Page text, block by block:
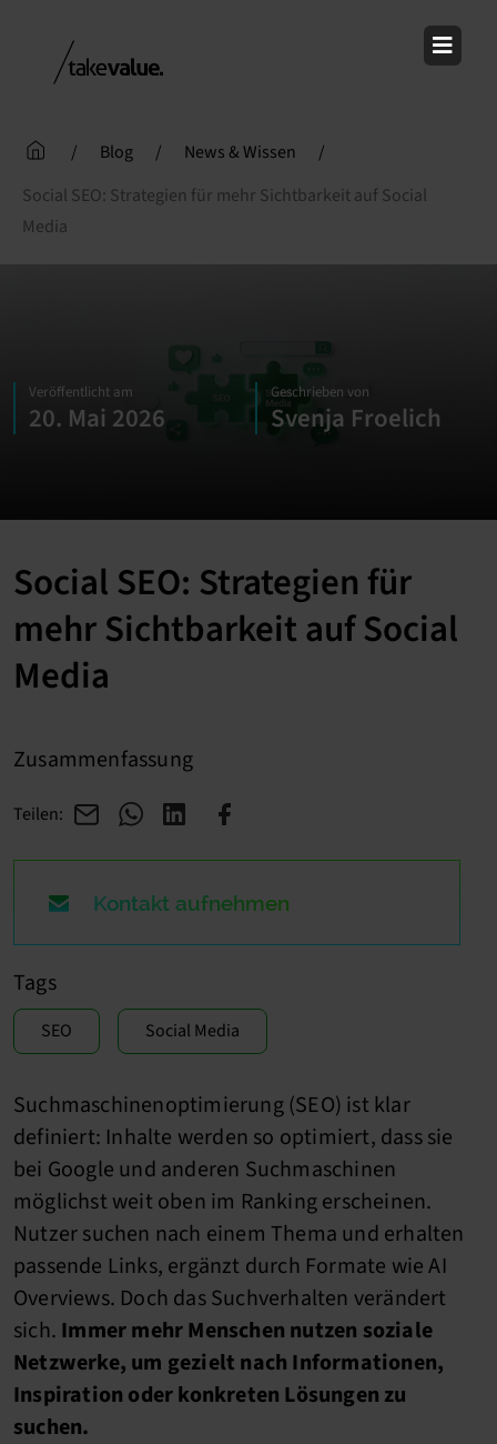
content
/ Blog / News & Wissen
/
Social SEO: Strategien für mehr Sichtbarkeit auf Social
Media
Veröffentlicht am
20. Mai 2026
Geschrieben von
Svenja Froelich
Social SEO: Strategien für
mehr Sichtbarkeit auf Social
Media
Zusammenfassung
Teilen:
Kontakt aufnehmen
Tags
SEO Social Media
Suchmaschinenoptimierung (SEO) ist klar
definiert: Inhalte werden so optimiert, dass sie
bei Google und anderen Suchmaschinen
möglichst weit oben im Ranking erscheinen.
Nutzer suchen nach einem Thema und erhalten
passende Links, ergänzt durch Formate wie AI
Overviews. Doch das Suchverhalten verändert
sich. Immer mehr Menschen nutzen soziale
Netzwerke, um gezielt nach Informationen,
Inspiration oder konkreten Lösungen zu
suchen.